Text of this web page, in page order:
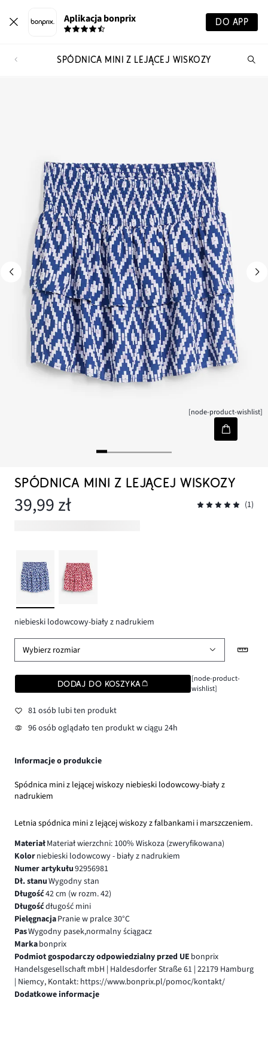
Aplikacja bonprix DO APP
SPÓDNICA MINI Z LEJĄCEJ WISKOZY
[node-product-wishlist]
SPÓDNICA MINI Z LEJĄCEJ WISKOZY
39,99 zł (1)
niebieski lodowcowy-biały z nadrukiem
Wybierz rozmiar
DODAJ DO KOSZYKA
[node-product-
wishlist]
81 osób lubi ten produkt
96 osób oglądało ten produkt w ciągu 24h
Informacje o produkcie
Spódnica mini z lejącej wiskozy niebieski lodowcowy-biały z
nadrukiem
Letnia spódnica mini z lejącej wiskozy z falbankami i marszczeniem.
MateriałMateriał wierzchni: 100% Wiskoza (zweryfikowana)
Kolorniebieski lodowcowy - biały z nadrukiem
Numer artykułu92956981
Dł. stanuWygodny stan
Długość42 cm (w rozm. 42)
Długośćdługość mini
PielęgnacjaPranie w pralce 30°C
PasWygodny pasek,normalny ściągacz
Markabonprix
Podmiot gospodarczy odpowiedzialny przed UE bonprix
Handelsgesellschaft mbH | Haldesdorfer Straße 61 | 22179 Hamburg
| Niemcy, Kontakt: https://www.bonprix.pl/pomoc/kontakt/
Dodatkowe informacje